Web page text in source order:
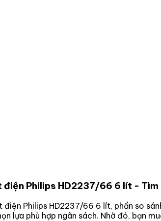
điện Philips HD2237/66 6 lít - Tìm
điện Philips HD2237/66 6 lít, phần so
lựa phù hợp ngân sách. Nhờ đó, bạn